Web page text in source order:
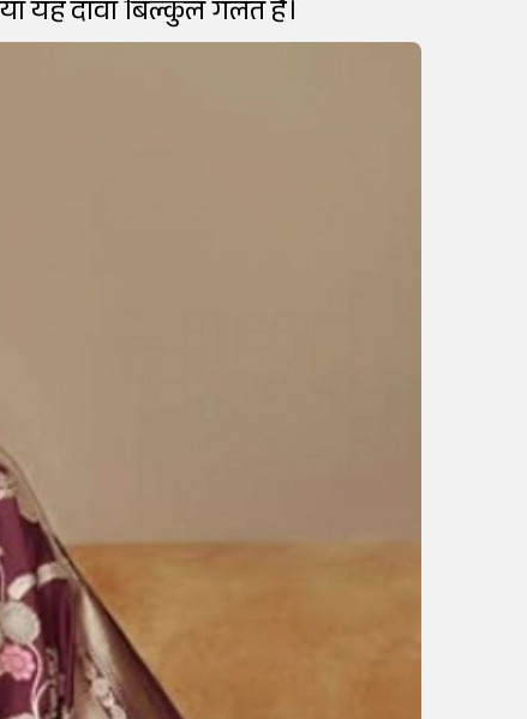
यह दावा बिल्कुल गलत है।